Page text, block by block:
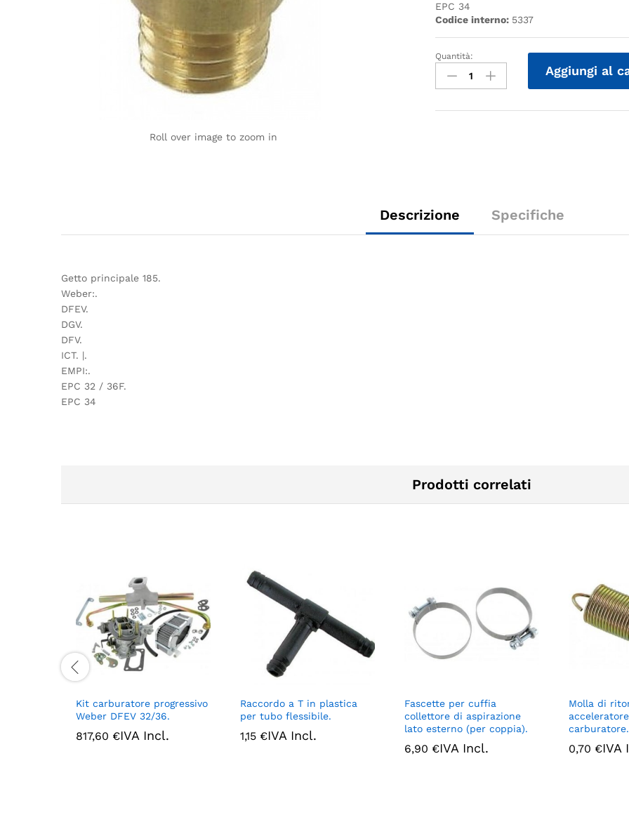
Roll over image to zoom in
EPC 34
Codice interno: 5337
Quantità
Quantità:
Aggiungi al
Descrizione Specifiche
Getto principale 185.
Weber:.
DFEV.
DGV.
DFV.
ICT. |.
EMPI:.
EPC 32 / 36F.
EPC 34
Prodotti correlati
Kit carburatore progressivo
Weber DFEV 32/36.
817,60 €IVA Incl.
Raccordo a T in plastica
per tubo flessibile.
1,15 €IVA Incl.
Fascette per cuffia
collettore di aspirazione
lato esterno (per coppia).
6,90 €IVA Incl.
Molla di
carburatore.
0,70 €IVA